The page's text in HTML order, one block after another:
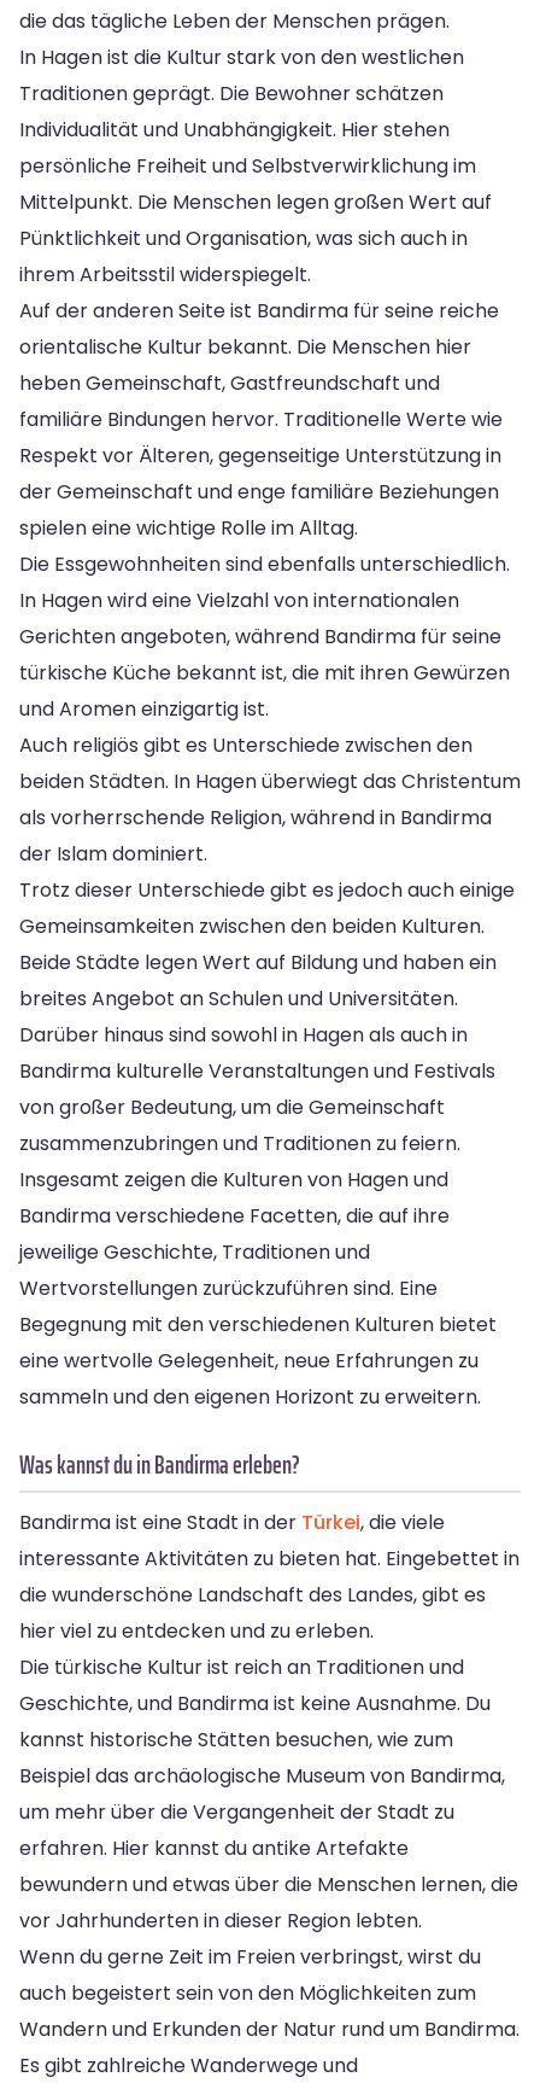
die das tägliche Leben der Menschen prägen.
In Hagen ist die Kultur stark von den westlichen
Traditionen geprägt. Die Bewohner schätzen
Individualität und Unabhängigkeit. Hier stehen
persönliche Freiheit und Selbstverwirklichung im
Mittelpunkt. Die Menschen legen großen Wert auf
Pünktlichkeit und Organisation, was sich auch in
ihrem Arbeitsstil widerspiegelt.
Auf der anderen Seite ist Bandirma für seine reiche
orientalische Kultur bekannt. Die Menschen hier
heben Gemeinschaft, Gastfreundschaft und
familiäre Bindungen hervor. Traditionelle Werte wie
Respekt vor Älteren, gegenseitige Unterstützung in
der Gemeinschaft und enge familiäre Beziehungen
spielen eine wichtige Rolle im Alltag.
Die Essgewohnheiten sind ebenfalls unterschiedlich.
In Hagen wird eine Vielzahl von internationalen
Gerichten angeboten, während Bandirma für seine
türkische Küche bekannt ist, die mit ihren Gewürzen
und Aromen einzigartig ist.
Auch religiös gibt es Unterschiede zwischen den
beiden Städten. In Hagen überwiegt das Christentum
als vorherrschende Religion, während in Bandirma
der Islam dominiert.
Trotz dieser Unterschiede gibt es jedoch auch einige
Gemeinsamkeiten zwischen den beiden Kulturen.
Beide Städte legen Wert auf Bildung und haben ein
breites Angebot an Schulen und Universitäten.
Darüber hinaus sind sowohl in Hagen als auch in
Bandirma kulturelle Veranstaltungen und Festivals
von großer Bedeutung, um die Gemeinschaft
zusammenzubringen und Traditionen zu feiern.
Insgesamt zeigen die Kulturen von Hagen und
Bandirma verschiedene Facetten, die auf ihre
jeweilige Geschichte, Traditionen und
Wertvorstellungen zurückzuführen sind. Eine
Begegnung mit den verschiedenen Kulturen bietet
eine wertvolle Gelegenheit, neue Erfahrungen zu
sammeln und den eigenen Horizont zu erweitern.
Was kannst du in Bandirma erleben?
Bandirma ist eine Stadt in der Türkei, die viele
interessante Aktivitäten zu bieten hat. Eingebettet in
die wunderschöne Landschaft des Landes, gibt es
hier viel zu entdecken und zu erleben.
Die türkische Kultur ist reich an Traditionen und
Geschichte, und Bandirma ist keine Ausnahme. Du
kannst historische Stätten besuchen, wie zum
Beispiel das archäologische Museum von Bandirma,
um mehr über die Vergangenheit der Stadt zu
erfahren. Hier kannst du antike Artefakte
bewundern und etwas über die Menschen lernen, die
vor Jahrhunderten in dieser Region lebten.
Wenn du gerne Zeit im Freien verbringst, wirst du
auch begeistert sein von den Möglichkeiten zum
Wandern und Erkunden der Natur rund um Bandirma.
Es gibt zahlreiche Wanderwege und